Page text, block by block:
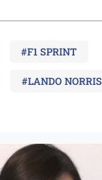
#F1 SPRINT
#LANDO NORRIS